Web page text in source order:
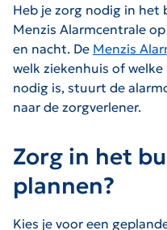
Heb je zorg nodig in het
Menzis Alarmcentrale op
en nacht. De Menzis
welk ziekenhuis of
nodig is, stuurt de
naar de zorgverlener.
Zorg in het
plannen?
Kies je voor een